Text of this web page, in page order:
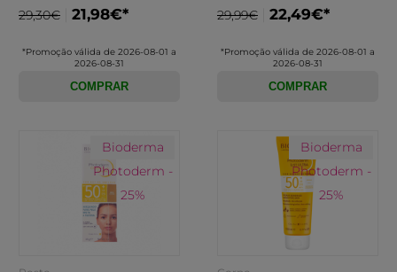
29,30€
21,98€*
*Promoção válida de 2026-08-01 a
2026-08-31
COMPRAR
29,99€
22,49€*
*Promoção válida de 2026-08-01 a
2026-08-31
COMPRAR
Bioderma
Photoderm -
25%
Bioderma
Photoderm -
25%